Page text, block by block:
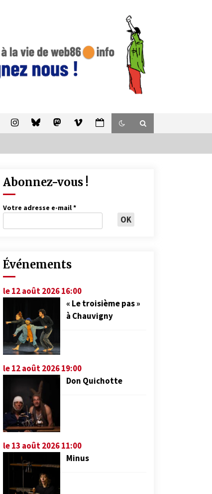
Abonnez-vous !
Votre adresse e-mail*
Événements
le 12 août 2026 16:00
« Le troisième pas »
à Chauvigny
le 12 août 2026 19:00
Don Quichotte
le 13 août 2026 11:00
Minus